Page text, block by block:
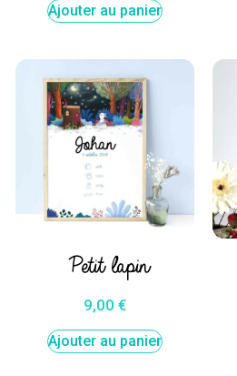
Ajouter au panier
Petit lapin
9,00 €
Ajouter au panier